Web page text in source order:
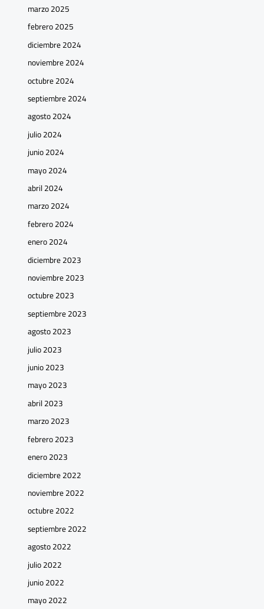
marzo 2025
febrero 2025
diciembre 2024
noviembre 2024
octubre 2024
septiembre 2024
agosto 2024
julio 2024
junio 2024
mayo 2024
abril 2024
marzo 2024
febrero 2024
enero 2024
diciembre 2023
noviembre 2023
octubre 2023
septiembre 2023
agosto 2023
julio 2023
junio 2023
mayo 2023
abril 2023
marzo 2023
febrero 2023
enero 2023
diciembre 2022
noviembre 2022
octubre 2022
septiembre 2022
agosto 2022
julio 2022
junio 2022
mayo 2022